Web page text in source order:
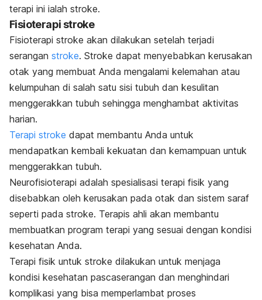
terapi ini ialah stroke.
Fisioterapi stroke
Fisioterapi stroke akan dilakukan setelah terjadi
serangan stroke. Stroke dapat menyebabkan kerusakan
otak yang membuat Anda mengalami kelemahan atau
kelumpuhan di salah satu sisi tubuh dan kesulitan
menggerakkan tubuh sehingga menghambat aktivitas
harian.
Terapi stroke dapat membantu Anda untuk
mendapatkan kembali kekuatan dan kemampuan untuk
menggerakkan tubuh.
Neurofisioterapi adalah spesialisasi terapi fisik yang
disebabkan oleh kerusakan pada otak dan sistem saraf
seperti pada stroke. Terapis ahli akan membantu
membuatkan program terapi yang sesuai dengan kondisi
kesehatan Anda.
Terapi fisik untuk stroke dilakukan untuk menjaga
kondisi kesehatan pascaserangan dan menghindari
komplikasi yang bisa memperlambat proses